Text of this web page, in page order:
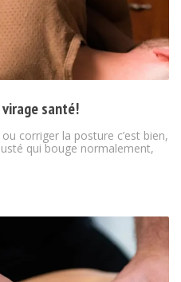
santé!
corriger la posture c’est bien,
qui bouge normalement,